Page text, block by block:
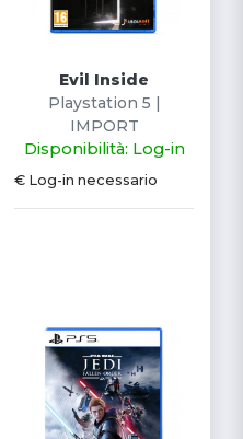
Evil Inside
Playstation 5 |
IMPORT
Disponibilità: Log-in
€ Log-in necessario